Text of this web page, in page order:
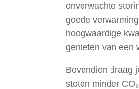
onverwachte
goede
hoogwaardige
genieten van een
Bovendien draag
stoten minder